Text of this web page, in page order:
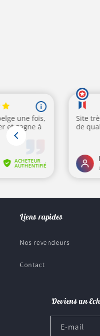
Liens rapides
Nos revendeurs
Contact
Deviens un
E-mail